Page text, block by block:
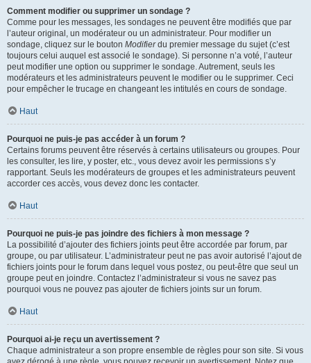
Comment modifier ou supprimer un sondage ?
Comme pour les messages, les sondages ne peuvent être modifiés que par
l’auteur original, un modérateur ou un administrateur. Pour modifier un
sondage, cliquez sur le bouton Modifierdu premier message du sujet (c’est
toujours celui auquel est associé le sondage). Si personne n’a voté, l’auteur
peut modifier une option ou supprimer le sondage. Autrement, seuls les
modérateurs et les administrateurs peuvent le modifier ou le supprimer. Ceci
pour empêcher le trucage en changeant les intitulés en cours de sondage.
Haut
Pourquoi ne puis-je pas accéder à un forum ?
Certains forums peuvent être réservés à certains utilisateurs ou groupes. Pour
les consulter, les lire, y poster, etc., vous devez avoir les permissions s’y
rapportant. Seuls les modérateurs de groupes et les administrateurs peuvent
accorder ces accès, vous devez donc les contacter.
Haut
Pourquoi ne puis-je pas joindre des fichiers à mon message ?
La possibilité d’ajouter des fichiers joints peut être accordée par forum, par
groupe, ou par utilisateur. L’administrateur peut ne pas avoir autorisé l’ajout de
fichiers joints pour le forum dans lequel vous postez, ou peut-être que seul un
groupe peut en joindre. Contactez l’administrateur si vous ne savez pas
pourquoi vous ne pouvez pas ajouter de fichiers joints sur un forum.
Haut
Pourquoi ai-je reçu un avertissement ?
Chaque administrateur a son propre ensemble de règles pour son site. Si vous